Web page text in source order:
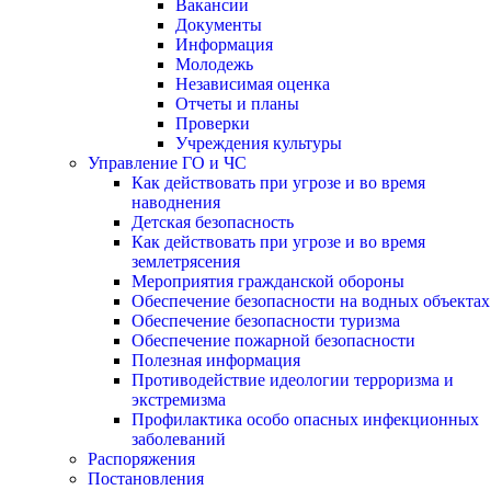
Вакансии
Документы
Информация
Молодежь
Независимая оценка
Отчеты и планы
Проверки
Учреждения культуры
Управление ГО и ЧС
Как действовать при угрозе и во время
наводнения
Детская безопасность
Как действовать при угрозе и во время
землетрясения
Мероприятия гражданской обороны
Обеспечение безопасности на водных объектах
Обеспечение безопасности туризма
Обеспечение пожарной безопасности
Полезная информация
Противодействие идеологии терроризма и
экстремизма
Профилактика особо опасных инфекционных
заболеваний
Распоряжения
Постановления